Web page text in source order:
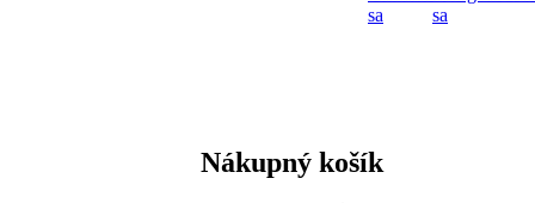
sa
sa
Nákupný košík